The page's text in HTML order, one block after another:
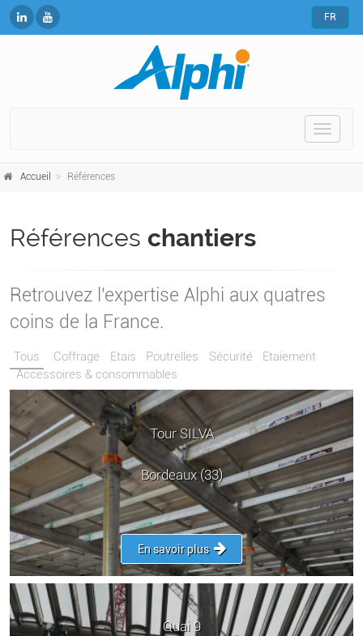
FR
Toggle
Accueil Références
Références chantiers
Retrouvez l'expertise Alphi aux quatres
coins de la France.
Tous Coffrage Etais Poutrelles Sécurité
Etaiement
Accessoires & consommables
Tour SILVA
Bordeaux (33)
En savoir plus
Quai 9